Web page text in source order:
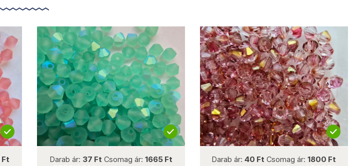
Darab ár:37 Ft Csomag ár:1665 Ft
Darab ár:40 Ft Csomag ár:1800 Ft